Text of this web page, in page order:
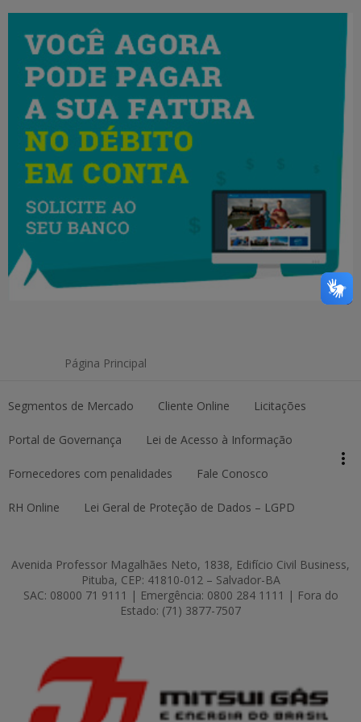
Página Principal
Segmentos de Mercado Cliente Online Licitações
Portal de Governança Lei de Acesso à Informação
Fornecedores com penalidades Fale Conosco
RH Online Lei Geral de Proteção de Dados – LGPD
more_vert
Avenida Professor Magalhães Neto, 1838, Edifício Civil Business,
Pituba, CEP: 41810-012 – Salvador-BA
SAC: 08000 71 9111 | Emergência: 0800 284 1111 | Fora do
Estado: (71) 3877-7507